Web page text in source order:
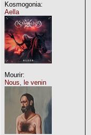
Kosmogonia:
Aella
Mourir:
Nous, le venin